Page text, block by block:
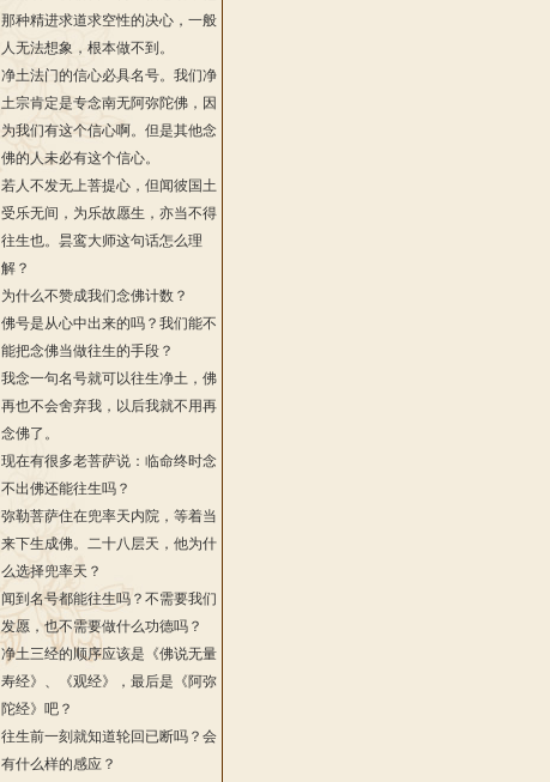
那种精进求道求空性的决心，一般
人无法想象，根本做不到。
净土法门的信心必具名号。我们净
土宗肯定是专念南无阿弥陀佛，因
为我们有这个信心啊。但是其他念
佛的人未必有这个信心。
若人不发无上菩提心，但闻彼国土
受乐无间，为乐故愿生，亦当不得
往生也。昙鸾大师这句话怎么理
解？
为什么不赞成我们念佛计数？
佛号是从心中出来的吗？我们能不
能把念佛当做往生的手段？
我念一句名号就可以往生净土，佛
再也不会舍弃我，以后我就不用再
念佛了。
现在有很多老菩萨说：临命终时念
不出佛还能往生吗？
弥勒菩萨住在兜率天内院，等着当
来下生成佛。二十八层天，他为什
么选择兜率天？
闻到名号都能往生吗？不需要我们
发愿，也不需要做什么功德吗？
净土三经的顺序应该是《佛说无量
寿经》、《观经》，最后是《阿弥
陀经》吧？
往生前一刻就知道轮回已断吗？会
有什么样的感应？